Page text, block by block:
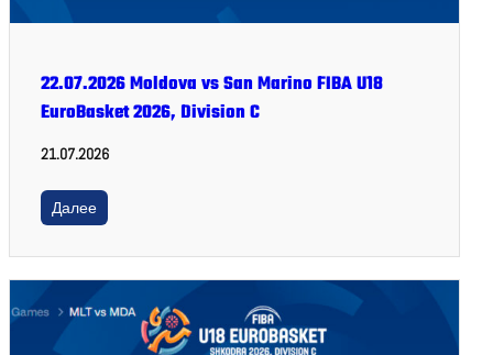
22.07.2026 Moldova vs San Marino FIBA U18
EuroBasket 2026, Division C
21.07.2026
Далее